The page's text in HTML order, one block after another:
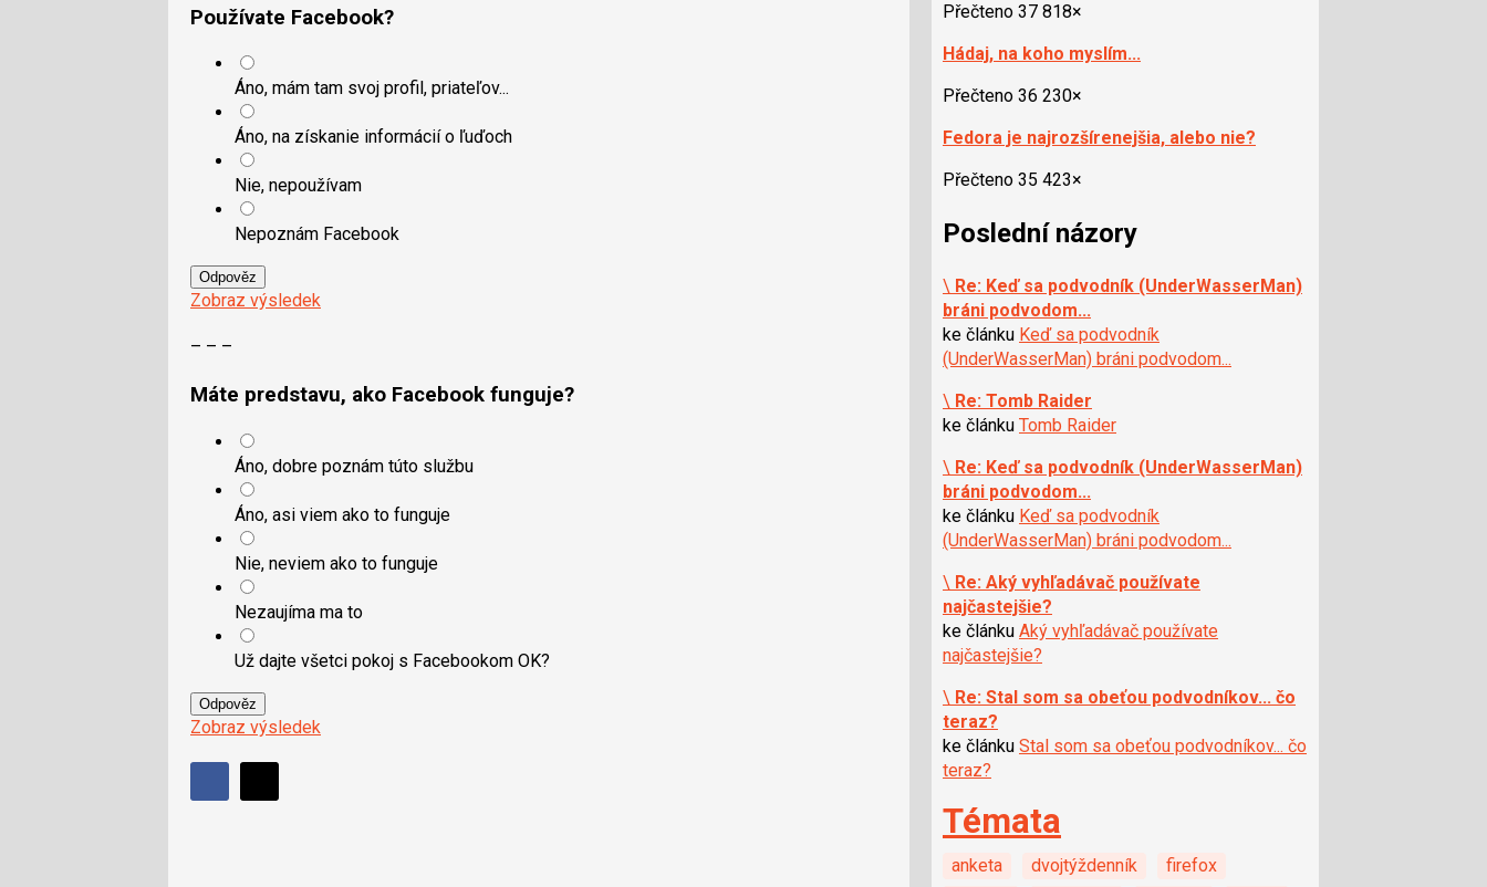
Používate Facebook?
Áno, mám tam svoj profil, priateľov...
Áno, na získanie informácií o ľuďoch
Nie, nepoužívam
Nepoznám Facebook
Odpověz
Zobraz výsledek
– – –
Máte predstavu, ako Facebook funguje?
Áno, dobre poznám túto službu
Áno, asi viem ako to funguje
Nie, neviem ako to funguje
Nezaujíma ma to
Už dajte všetci pokoj s Facebookom OK?
Odpověz
Zobraz výsledek
Sdílet
Sdílejte
Přečteno 37 818×
Hádaj, na koho myslím...
Přečteno 36 230×
Fedora je najrozšírenejšia, alebo nie?
Přečteno 35 423×
Poslední názory
\ Re: Keď sa podvodník (UnderWasserMan)
bráni podvodom...
ke článku Keď sa podvodník
(UnderWasserMan) bráni podvodom...
\ Re: Tomb Raider
ke článku Tomb Raider
\ Re: Keď sa podvodník (UnderWasserMan)
bráni podvodom...
ke článku Keď sa podvodník
(UnderWasserMan) bráni podvodom...
\ Re: Aký vyhľadávač používate
najčastejšie?
ke článku Aký vyhľadávač používate
najčastejšie?
\ Re: Stal som sa obeťou podvodníkov... čo
teraz?
ke článku Stal som sa obeťou podvodníkov... čo
teraz?
Témata
anketa dvojtýždenník
firefox